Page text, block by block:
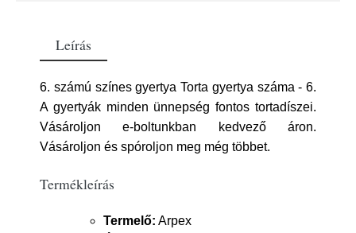
Leírás
6. számú színes gyertya Torta gyertya száma - 6.
A gyertyák minden ünnepség fontos tortadíszei.
Vásároljon e-boltunkban kedvező áron.
Vásároljon és spóroljon meg még többet.
Termékleírás
Termelő: Arpex